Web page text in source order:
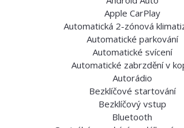
Apple CarPlay
Automatická 2-zónová
Automatické parkování
Automatické svícení
Automatické zabrzdění v
Autorádio
Bezklíčové startování
Bezklíčový vstup
Bluetooth